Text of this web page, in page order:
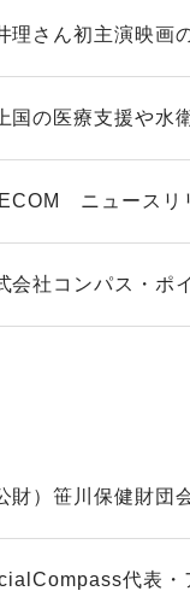
理さん初主演映画
国の医療支援や水
ニュースリ
会社コンパス・
財）笹川保健財
代表・